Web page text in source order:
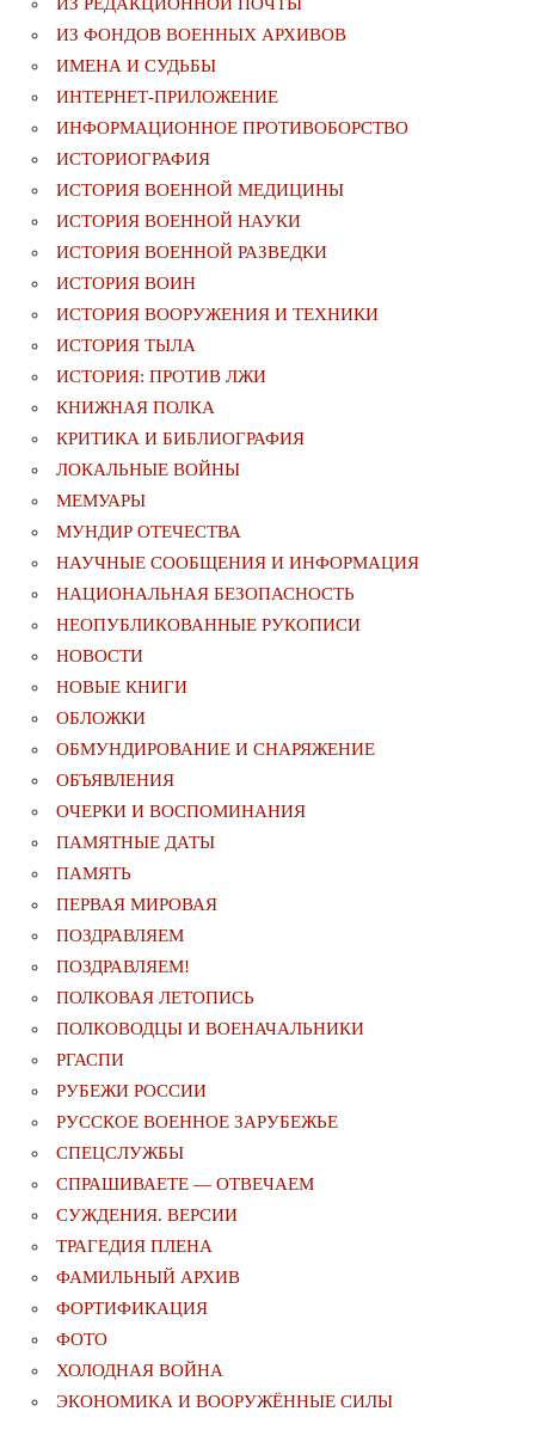
ИЗ РЕДАКЦИОННОЙ ПОЧТЫ
ИЗ ФОНДОВ ВОЕННЫХ АРХИВОВ
ИМЕНА И СУДЬБЫ
ИНТЕРНЕТ-ПРИЛОЖЕНИЕ
ИНФОРМАЦИОННОЕ ПРОТИВОБОРСТВО
ИСТОРИОГРАФИЯ
ИСТОРИЯ ВОЕННОЙ МЕДИЦИНЫ
ИСТОРИЯ ВОЕННОЙ НАУКИ
ИСТОРИЯ ВОЕННОЙ РАЗВЕДКИ
ИСТОРИЯ ВОИН
ИСТОРИЯ ВООРУЖЕНИЯ И ТЕХНИКИ
ИСТОРИЯ ТЫЛА
ИСТОРИЯ: ПРОТИВ ЛЖИ
КНИЖНАЯ ПОЛКА
КРИТИКА И БИБЛИОГРАФИЯ
ЛОКАЛЬНЫЕ ВОЙНЫ
МЕМУАРЫ
МУНДИР ОТЕЧЕСТВА
НАУЧНЫЕ СООБЩЕНИЯ И ИНФОРМАЦИЯ
НАЦИОНАЛЬНАЯ БЕЗОПАСНОСТЬ
НЕОПУБЛИКОВАННЫЕ РУКОПИСИ
НОВОСТИ
НОВЫЕ КНИГИ
ОБЛОЖКИ
ОБМУНДИРОВАНИЕ И СНАРЯЖЕНИЕ
ОБЪЯВЛЕНИЯ
ОЧЕРКИ И ВОСПОМИНАНИЯ
ПАМЯТНЫЕ ДАТЫ
ПАМЯТЬ
ПЕРВАЯ МИРОВАЯ
ПОЗДРАВЛЯЕМ
ПОЗДРАВЛЯЕМ!
ПОЛКОВАЯ ЛЕТОПИСЬ
ПОЛКОВОДЦЫ И ВОЕНАЧАЛЬНИКИ
РГАСПИ
РУБЕЖИ РОССИИ
РУССКОЕ ВОЕННОЕ ЗАРУБЕЖЬЕ
СПЕЦСЛУЖБЫ
СПРАШИВАЕТЕ — ОТВЕЧАЕМ
СУЖДЕНИЯ. ВЕРСИИ
ТРАГЕДИЯ ПЛЕНА
ФАМИЛЬНЫЙ АРХИВ
ФОРТИФИКАЦИЯ
ФОТО
ХОЛОДНАЯ ВОЙНА
ЭКОНОМИКА И ВООРУЖЁННЫЕ СИЛЫ